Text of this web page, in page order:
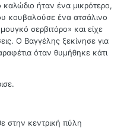
ήταν ένα μικρότερο,
κουβαλούσε ένα ατσάλινο
σερβιτόρο» και είχε
Ο Βαγγέλης ξεκίνησε για
όταν θυμήθηκε κάτι
στην κεντρική πύλη